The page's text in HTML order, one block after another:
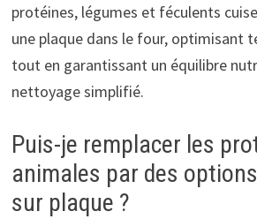
protéines, légumes et féculents
une plaque dans le four, optimisant
tout en garantissant un équilibre
nettoyage simplifié.
Puis-je remplacer les
animales par des
sur plaque ?